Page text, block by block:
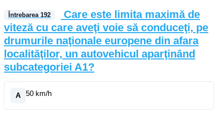
Întrebarea 192
Care este limita maximă de
viteză cu care aveţi voie să conduceţi, pe
drumurile naţionale europene din afara
localităţilor, un autovehicul aparţinând
subcategoriei A1?
A 50 km/h